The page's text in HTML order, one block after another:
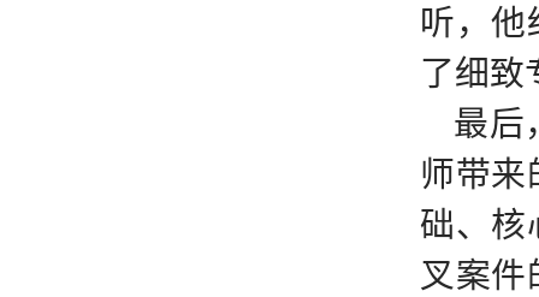
听，他
了细致
最后
师带来
础、核
叉案件